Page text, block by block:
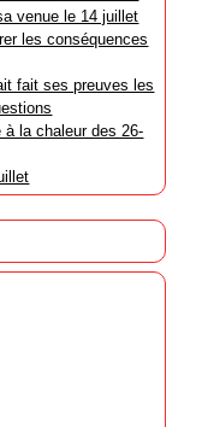
venue le 14 juillet
les conséquences
fait ses preuves les
à la chaleur des 26-